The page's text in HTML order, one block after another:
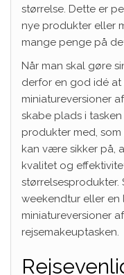
størrelse. Dette er
nye produkter eller
mange penge på
Når man skal gøre
derfor en god idé at
miniatureversioner
skabe plads i
produkter med,
kan være sikker på,
kvalitet og
størrelsesprodukter.
weekendtur eller
miniatureversioner
rejsemakeuptasken.